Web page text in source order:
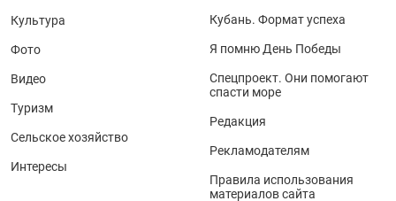
Культура
Фото
Видео
Туризм
Сельское хозяйство
Интересы
Кубань. Формат успеха
Я помню День Победы
Спецпроект. Они помогают
спасти море
Редакция
Рекламодателям
Правила использования
материалов сайта